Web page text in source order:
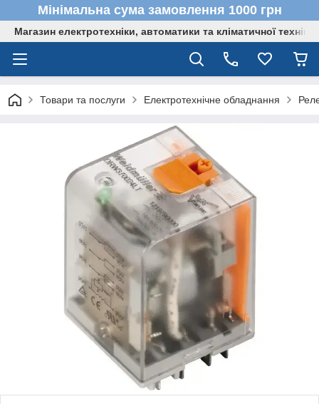
Мінімальна сума замовлення 1000 грн
Магазин електротехніки, автоматики та кліматичної техніки
Товари та послуги Електротехнічне обладнання